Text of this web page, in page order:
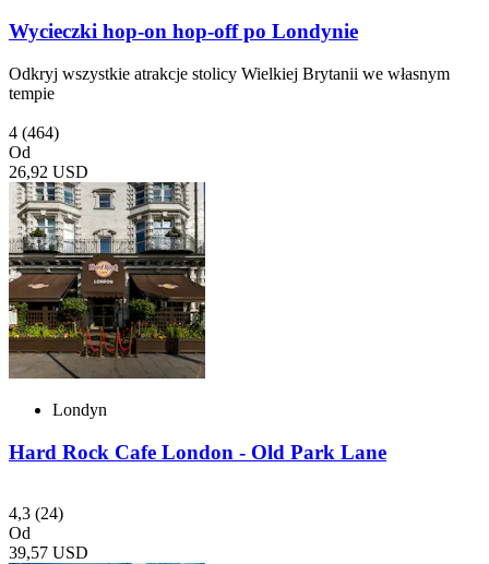
Wycieczki hop-on hop-off po Londynie
Odkryj wszystkie atrakcje stolicy Wielkiej Brytanii we własnym
tempie
4 (464)
Od
26,92 USD
Londyn
Hard Rock Cafe London - Old Park Lane
4,3 (24)
Od
39,57 USD